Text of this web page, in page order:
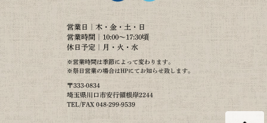
営業日｜木・金・土・日
営業時間｜10:00～17:30頃
休日予定｜月・火・水
※営業時間は季節によって変わります。
※祭日営業の場合はHPにてお知らせ致します。
〒333-0834
埼玉県川口市安行領根岸2244
TEL/FAX 048-299-9539